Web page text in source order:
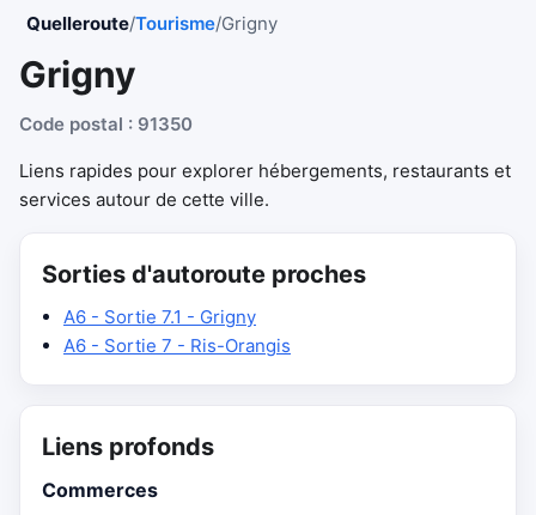
Quelleroute/Tourisme/Grigny
Grigny
Code postal : 91350
Liens rapides pour explorer hébergements, restaurants et
services autour de cette ville.
Sorties d'autoroute proches
A6 - Sortie 7.1 - Grigny
A6 - Sortie 7 - Ris-Orangis
Liens profonds
Commerces